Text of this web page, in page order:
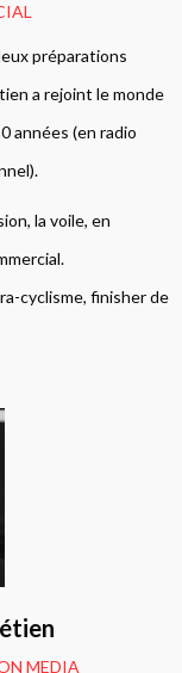
préparations
a rejoint le monde
années (en radio
la voile, en
cyclisme, finisher de
MEDIA